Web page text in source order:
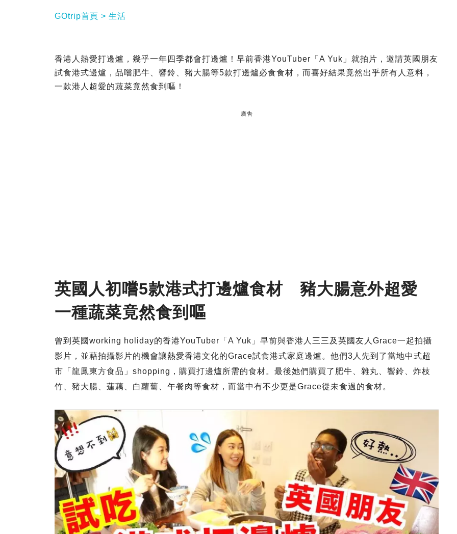
GOtrip首頁 生活
香港人熱愛打邊爐，幾乎一年四季都會打邊爐！早前香港YouTuber「A Yuk」就拍片，邀請英國朋友
試食港式邊爐，品嚐肥牛、響鈴、豬大腸等5款打邊爐必食食材，而喜好結果竟然出乎所有人意料，
一款港人超愛的蔬菜竟然食到嘔！
廣告
英國人初嚐5款港式打邊爐食材 豬大腸意外超愛
一種蔬菜竟然食到嘔
曾到英國working holiday的香港YouTuber「A Yuk」早前與香港人三三及英國友人Grace一起拍攝
影片，並藉拍攝影片的機會讓熱愛香港文化的Grace試食港式家庭邊爐。他們3人先到了當地中式超
市「龍鳳東方食品」shopping，購買打邊爐所需的食材。最後她們購買了肥牛、雜丸、響鈴、炸枝
竹、豬大腸、蓮藕、白蘿蔔、午餐肉等食材，而當中有不少更是Grace從未食過的食材。